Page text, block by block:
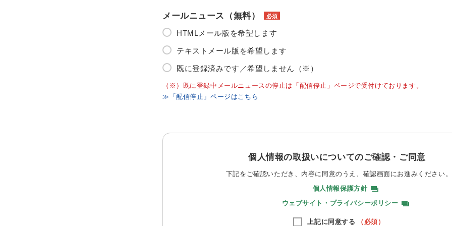
メールニュース（無料） 必須
HTMLメール版を希望します
テキストメール版を希望します
既に登録済みです／希望しません（※）
（※）既に登録中メールニュースの停止は「配信停止」ページで受付けております。
≫「配信停止」ページはこちら
個人情報の取扱いについてのご確認・ご同意
下記をご確認いただき、内容に同意のうえ、 確認画面にお進みください。
個人情報保護方針
ウェブサイト・プライバシーポリシー
上記に同意する （必須）